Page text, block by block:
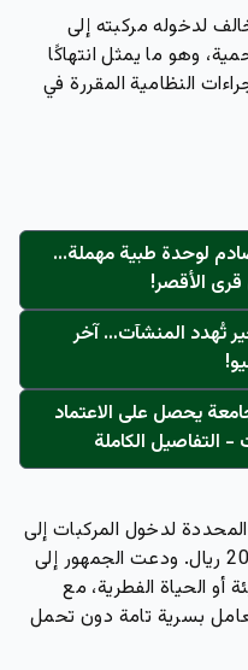
لدخوله مركبته إلى
وهو ما يمثل انتهاكًا
النظامية المقررة في
لوحدة طبية مهملة...
الأقصر!
تُهدد المنشآت… آخر
يحصل على الاعتماد
لدخول المركبات إلى
هذه المناطق المحمية تصل إلى 2000 ريال. ودعت الجمهور إلى
أو الحياة الفطرية، مع
بسرية تامة دون تحمل